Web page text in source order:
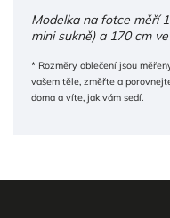
Modelka na fotce měří
mini sukně) a 170 cm
* Rozměry oblečení jsou
vašem těle, změřte a
doma a víte, jak vám sedí.